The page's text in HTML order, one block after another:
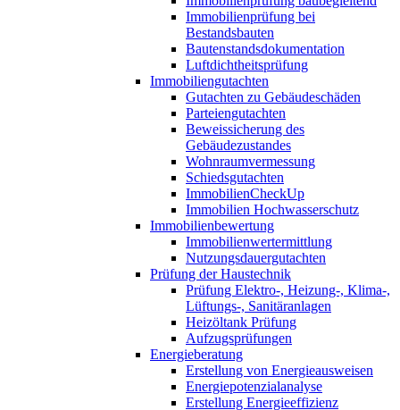
Immobilienprüfung bei
Bestandsbauten
Bautenstandsdokumentation
Luftdichtheitsprüfung
Immobiliengutachten
Gutachten zu Gebäudeschäden
Parteiengutachten
Beweissicherung des
Gebäudezustandes
Wohnraumvermessung
Schiedsgutachten
ImmobilienCheckUp
Immobilien Hochwasserschutz
Immobilienbewertung
Immobilienwertermittlung
Nutzungsdauergutachten
Prüfung der Haustechnik
Prüfung Elektro-, Heizung-, Klima-,
Lüftungs-, Sanitäranlagen
Heizöltank Prüfung
Aufzugsprüfungen
Energieberatung
Erstellung von Energieausweisen
Energiepotenzialanalyse
Erstellung Energieeffizienz